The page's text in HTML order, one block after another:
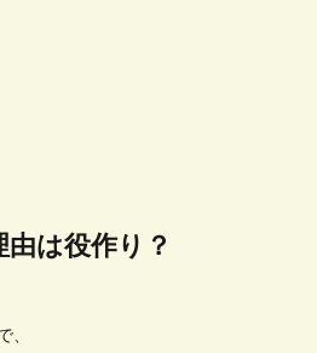
は役作り？
、